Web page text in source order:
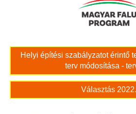
Bölcskei Sólymok Íjász
Múló Évek Nyugdíjas Klub
Katolikus Egyház
Helyi építési szabályzatot érintő
terv módosítása -
Választás 2022.